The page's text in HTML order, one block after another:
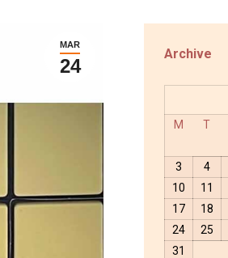
MAR
24
Archive
M
T
3
4
10
11
17
18
24
25
31